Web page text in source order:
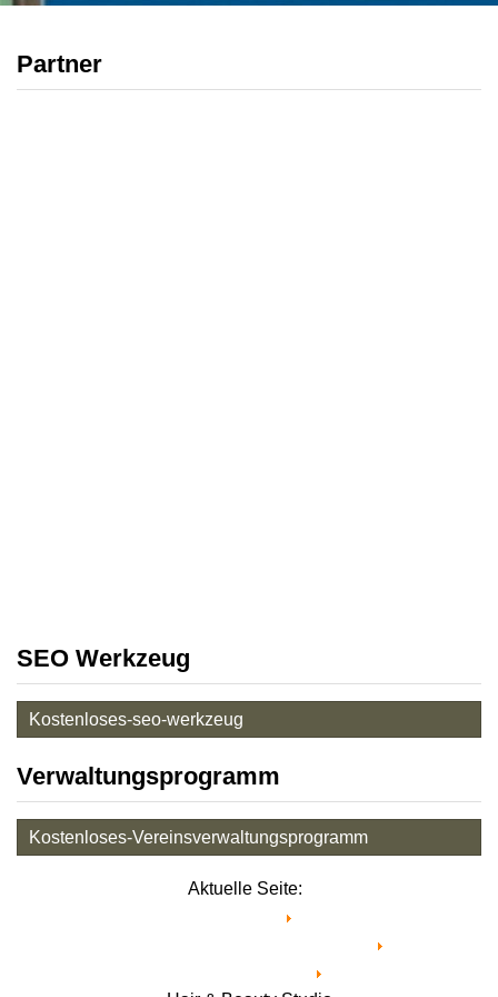
Partner
SEO Werkzeug
Kostenloses-seo-werkzeug
Verwaltungsprogramm
Kostenloses-Vereinsverwaltungsprogramm
Aktuelle Seite: